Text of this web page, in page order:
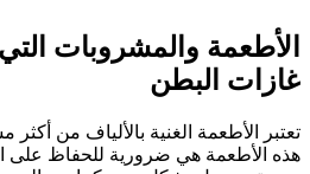
الأطعمة والمشروبات
غازات البطن
تعتبر الأطعمة الغنية بالألياف من أكثر
هذه الأطعمة هي ضرورية للحفاظ على